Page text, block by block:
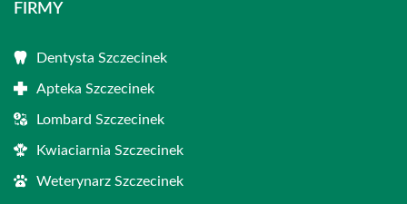
FIRMY
Dentysta Szczecinek
Apteka Szczecinek
Lombard Szczecinek
Kwiaciarnia Szczecinek
Weterynarz Szczecinek